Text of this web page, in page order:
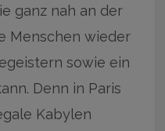
ganz nah an der
Menschen wieder
sowie ein
Denn in Paris
Kabylen